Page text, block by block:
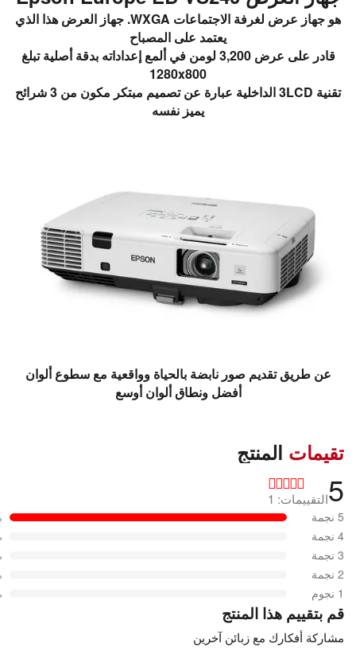
هو جهاز عرض لغرفة الاجتماعات WXGA. جهاز العرض هذا الذي
يعتمد على المصباح
قادر على عرض 3,200 لومن في ألمع إعداداته بدقة أصلية تبلغ
1280x800
تقنية 3LCD الداخلية عبارة عن تصميم مبتكر مكون من 3 شرائح
يميز نفسه
عن طريق تقديم صور نابضة بالحياة وواقعية مع سطوع ألوان
أفضل ونطاق ألوان أوسع
تقيمات المنتج
5التقييمات: 1
5 نجمة
4 نجمة
3 نجمة
2 نجمة
1 نجوم
قم بتقييم هذا المنتج
مشاركة أفكارك مع زبائن آخرين